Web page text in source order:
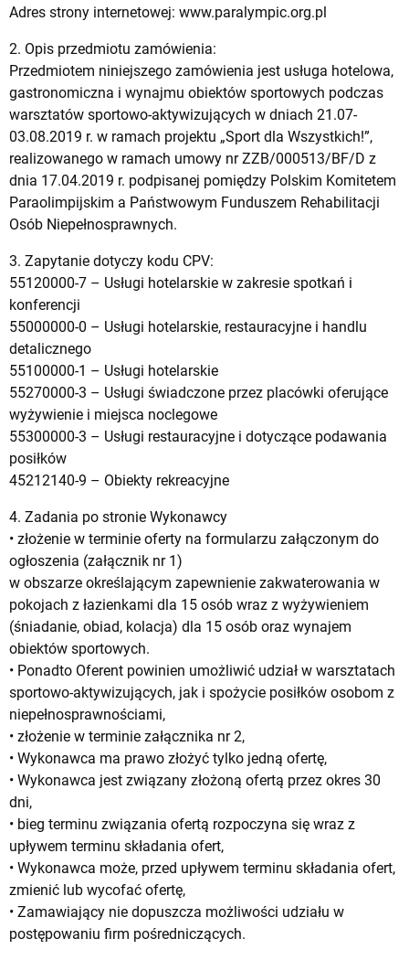
Adres strony internetowej: www.paralympic.org.pl
2. Opis przedmiotu zamówienia:
Przedmiotem niniejszego zamówienia jest usługa hotelowa,
gastronomiczna i wynajmu obiektów sportowych podczas
warsztatów sportowo-aktywizujących w dniach 21.07-
03.08.2019 r. w ramach projektu „Sport dla Wszystkich!”,
realizowanego w ramach umowy nr ZZB/000513/BF/D z
dnia 17.04.2019 r. podpisanej pomiędzy Polskim Komitetem
Paraolimpijskim a Państwowym Funduszem Rehabilitacji
Osób Niepełnosprawnych.
3. Zapytanie dotyczy kodu CPV:
55120000-7 – Usługi hotelarskie w zakresie spotkań i
konferencji
55000000-0 – Usługi hotelarskie, restauracyjne i handlu
detalicznego
55100000-1 – Usługi hotelarskie
55270000-3 – Usługi świadczone przez placówki oferujące
wyżywienie i miejsca noclegowe
55300000-3 – Usługi restauracyjne i dotyczące podawania
posiłków
45212140-9 – Obiekty rekreacyjne
4. Zadania po stronie Wykonawcy
• złożenie w terminie oferty na formularzu załączonym do
ogłoszenia (załącznik nr 1)
w obszarze określającym zapewnienie zakwaterowania w
pokojach z łazienkami dla 15 osób wraz z wyżywieniem
(śniadanie, obiad, kolacja) dla 15 osób oraz wynajem
obiektów sportowych.
• Ponadto Oferent powinien umożliwić udział w warsztatach
sportowo-aktywizujących, jak i spożycie posiłków osobom z
niepełnosprawnościami,
• złożenie w terminie załącznika nr 2,
• Wykonawca ma prawo złożyć tylko jedną ofertę,
• Wykonawca jest związany złożoną ofertą przez okres 30
dni,
• bieg terminu związania ofertą rozpoczyna się wraz z
upływem terminu składania ofert,
• Wykonawca może, przed upływem terminu składania ofert,
zmienić lub wycofać ofertę,
• Zamawiający nie dopuszcza możliwości udziału w
postępowaniu firm pośredniczących.